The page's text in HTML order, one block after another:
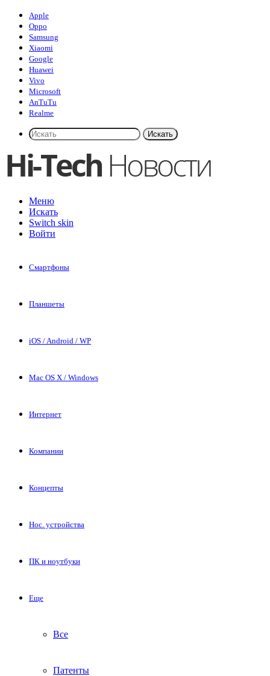
Apple
Oppo
Samsung
Xiaomi
Google
Huawei
Vivo
Microsoft
AnTuTu
Realme
Искать
Меню
Искать
Switch skin
Войти
Смартфоны
Планшеты
iOS / Android / WP
Mac OS X / Windows
Интернет
Компании
Концепты
Нос. устройства
ПК и ноутбуки
Еще
Все
Патенты